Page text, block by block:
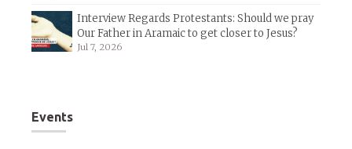
Interview Regards Protestants: Should we pray
Our Father in Aramaic to get closer to Jesus?
Jul 7, 2026
Events